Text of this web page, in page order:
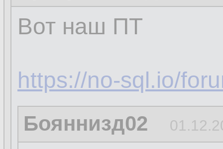
Вот наш ПТ
https://no-sql.io/
Бояннизд02